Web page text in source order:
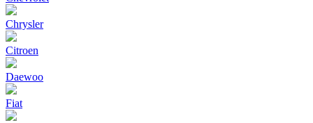
Chrysler
Citroen
Daewoo
Fiat